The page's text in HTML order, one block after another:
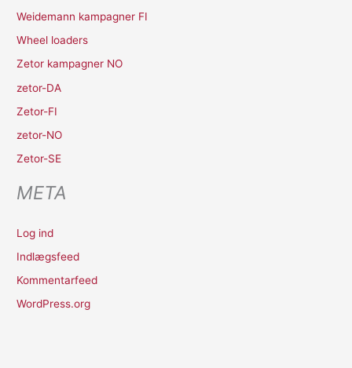
Weidemann kampagner FI
Wheel loaders
Zetor kampagner NO
zetor-DA
Zetor-FI
zetor-NO
Zetor-SE
META
Log ind
Indlægsfeed
Kommentarfeed
WordPress.org